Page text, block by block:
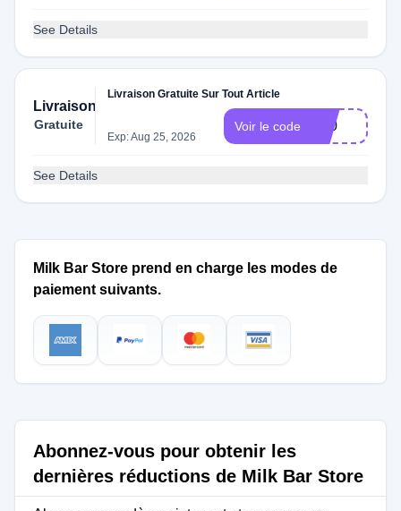
See Details
Livraison
Gratuite
Livraison Gratuite Sur Tout Article
Exp: Aug 25, 2026
Voir le code S70
See Details
Milk Bar Store prend en charge les modes de
paiement suivants.
Abonnez-vous pour obtenir les
dernières réductions de Milk Bar Store